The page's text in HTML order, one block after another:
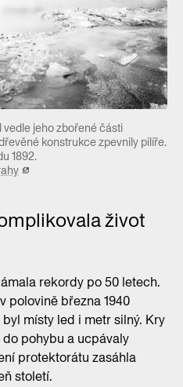
jeho zbořené části
konstrukce zpevnily pilíře.
1892.
život
rekordy po 50 letech.
polovině března 1940
místy led i metr silný. Kry
pohybu a ucpávaly
protektorátu zasáhla
století.